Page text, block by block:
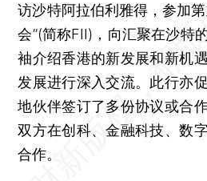
访沙特阿拉伯利雅得，参加
会”(简称FII)，向汇聚在沙特
袖介绍香港的新发展和新机
发展进行深入交流。此行亦
地伙伴签订了多份协议或合
双方在创科、金融科技、数
合作。